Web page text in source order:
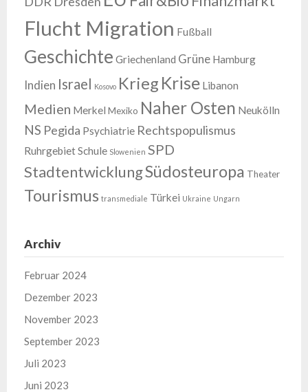
Flucht Migration Fußball
Geschichte Griechenland Grüne Hamburg
Indien Israel Kosovo Krieg Krise Libanon
Medien Merkel Mexiko Naher Osten Neukölln
NS Pegida Psychiatrie Rechtspopulismus
RuhrgebietSchule Slowenien SPD
StadtentwicklungSüdosteuropa Theater
Tourismus transmediale Türkei Ukraine Ungarn
Archiv
Februar 2024
Dezember 2023
November 2023
September 2023
Juli 2023
Juni 2023